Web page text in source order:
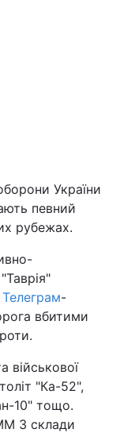
України
певний
рубежах.
Телеграм-
вбитими
військової
"Ка-52",
10" тощо.
3 склади